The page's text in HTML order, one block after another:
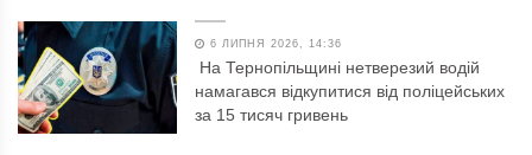
6 ЛИПНЯ 2026, 14:36
На Тернопільщині нетверезий водій
намагався відкупитися від поліцейських
за 15 тисяч гривень